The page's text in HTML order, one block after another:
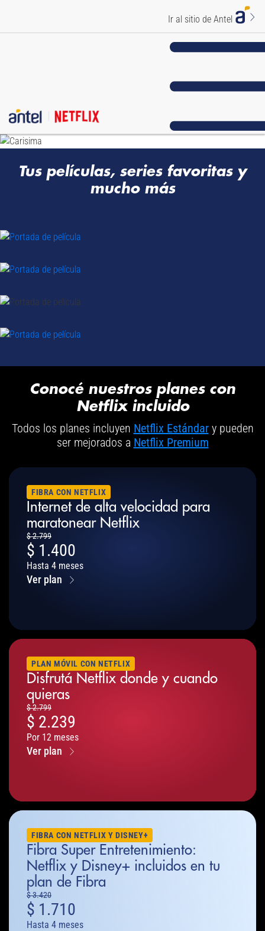
Ir al sitio de Antel
Tus películas, series favoritas y
mucho más
Conocé nuestros planes con
Netflix incluido
Todos los planes incluyen Netflix Estándary pueden
ser mejorados a Netflix Premium
FIBRA CON NETFLIX
Internet de alta velocidad para
maratonear Netflix
$2.799
$ 1.400
Hasta 4 meses
Ver plan
PLAN MÓVIL CON NETFLIX
Disfrutá Netflix donde y cuando
quieras
$2.799
$ 2.239
Por 12 meses
Ver plan
FIBRA CON NETFLIX Y DISNEY+
Fibra Super Entretenimiento:
Netflix y Disney+ incluidos en tu
plan de Fibra
$3.420
$ 1.710
Hasta 4 meses